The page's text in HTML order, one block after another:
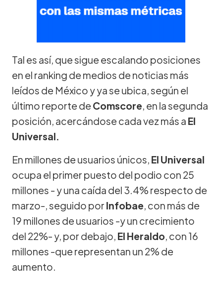
Tal es así, que sigue escalando posiciones
en el ranking de medios de noticias más
leídos de México y ya se ubica, según el
último reporte de Comscore, en la segunda
posición, acercándose cada vez más a El
Universal.
En millones de usuarios únicos, El Universal
ocupa el primer puesto del podio con 25
millones - y una caída del 3.4% respecto de
marzo-, seguido por Infobae, con más de
19 millones de usuarios -y un crecimiento
del 22%- y, por debajo, El Heraldo, con 16
millones -que representan un 2% de
aumento.